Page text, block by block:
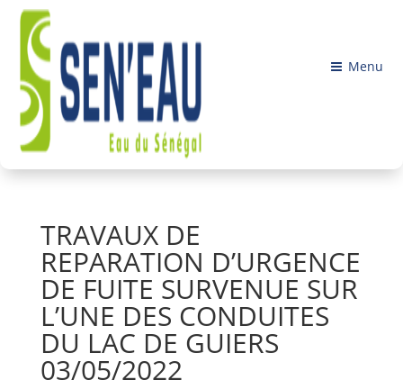
Menu
TRAVAUX DE
REPARATION D’URGENCE
DE FUITE SURVENUE SUR
L’UNE DES CONDUITES
DU LAC DE GUIERS
03/05/2022